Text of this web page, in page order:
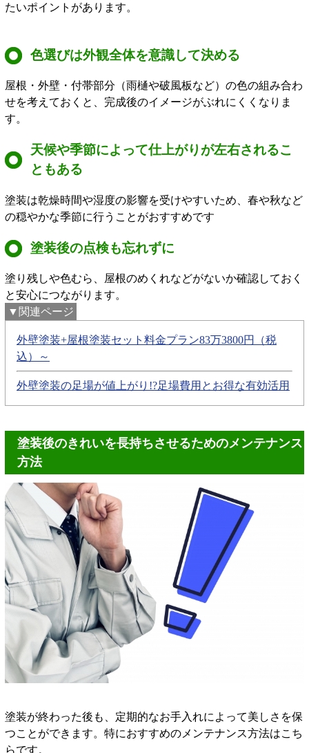
たいポイントがあります。
色選びは外観全体を意識して決める
屋根・外壁・付帯部分（雨樋や破風板など）の色の組み合わ
せを考えておくと、完成後のイメージがぶれにくくなりま
す。
天候や季節によって仕上がりが左右されるこ
ともある
塗装は乾燥時間や湿度の影響を受けやすいため、春や秋など
の穏やかな季節に行うことがおすすめです
塗装後の点検も忘れずに
塗り残しや色むら、屋根のめくれなどがないか確認しておく
と安心につながります。
▼関連ページ
外壁塗装+屋根塗装セット料金プラン83万3800円（税
込）～
外壁塗装の足場が値上がり!?足場費用とお得な有効活用
塗装後のきれいを長持ちさせるためのメンテナンス
方法
塗装が終わった後も、定期的なお手入れによって美しさを保
つことができます。特におすすめのメンテナンス方法はこち
らです。